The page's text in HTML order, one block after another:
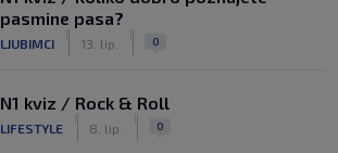
pasmine pasa?
LJUBIMCI 13. lip. 0
N1 kviz / Rock & Roll
LIFESTYLE 8. lip. 0